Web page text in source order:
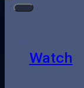
Watch